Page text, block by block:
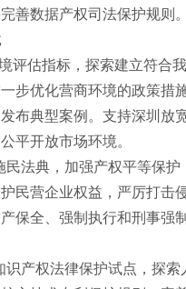
善数据产权司法保护规则。
估指标，探索建立符合
步优化营商环境的政策措
布典型案例。支持深圳放
平开放市场环境。
典，加强产权平等保护
民营企业权益，严厉打
保全、强制执行和刑事强
权法律保护试点，探索